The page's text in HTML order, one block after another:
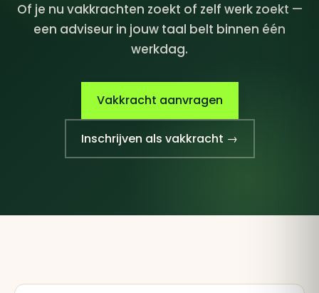
Of je nu vakkrachten zoekt of zelf werk zoekt —
een adviseur in jouw taal belt binnen één
werkdag.
Vakkracht aanvragen
Inschrijven als vakkracht →